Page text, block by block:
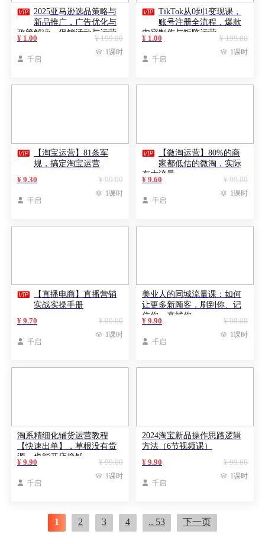
 2025亚马逊选品策略与
新品推广，广告优化与
政策解读，促销活动与运营
规划
¥ 199.00
¥ 1.00
 千启
 1课时
 TikTok从0到1变现课，
账号注册全流程，爆款
内容制作与矩阵运营
¥ 199.00
¥ 1.00
 千启
 1课时

【淘宝运营】81条军
规，搞定淘宝运营
¥ 99.00
¥ 9.30
 千启
 1课时

【微淘运营】80%的商
家都低估的微淘，实际
有大流量
¥ 99.00
¥ 9.60
 千启
 1课时

【直播电商】直播营销
实战实操手册
¥ 99.00
¥ 9.70
 千启
 1课时
美业人的同城流量课：如何
让更多新顾客，刷到你、记
住你、来找你
¥ 99.00
¥ 9.90
 千启
 1课时
淘系精细化铺货运营教程
【快速出单】，草根没有货
源，也能开店挣钱
¥ 99.00
¥ 9.90
 千启
 1课时
2024淘宝新品操作思路逻辑
方法（6节视频课）
¥ 99.00
¥ 9.90
 千启
 1课时
1 2 3 4 .. 53 下一页